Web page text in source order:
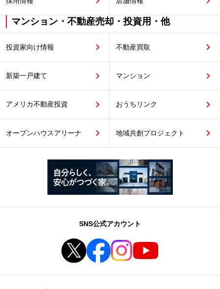
マンション・不動産売却・投資用・他
投資家向け情報 不動産買取
新築一戸建て マンション
アメリカ不動産投資 おうちリンク
オープンハウスアリーナ 地域共創プロジェクト
SNS公式アカウント